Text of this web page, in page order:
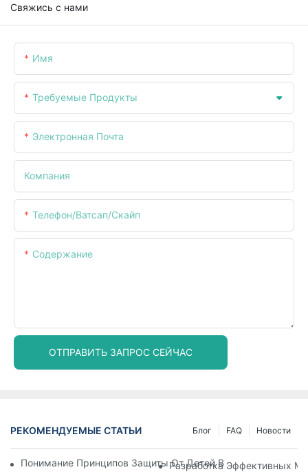
Свяжись с нами
Имя
Требуемые Продукты
Электронная Почта
Компания
Телефон/ватсап/скайп
Содержание
ОТПРАВИТЬ ЗАПРОС СЕЙЧАС
РЕКОМЕНДУЕМЫЕ СТАТЬИ Новости
FAQ
Блог
Понимание Принципов Защиты От Детей В Упаковке:
Разработка Эффективных